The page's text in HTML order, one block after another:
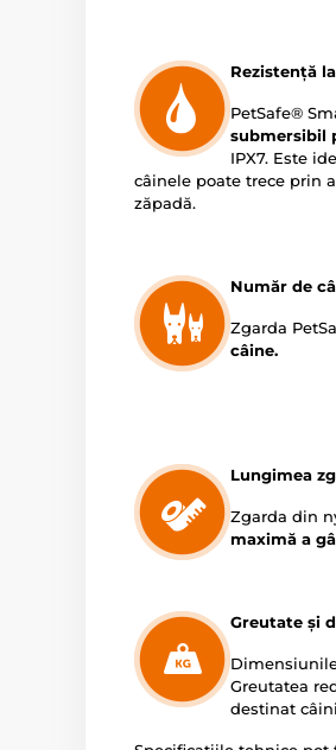
Rezistență
PetSafe®
submersibil
IPX7. Este
câinele poate trece prin
zăpadă.
Număr de
Zgarda
câine.
Lungimea
Zgarda din
maximă a
Greutate și
Greutatea
destinat